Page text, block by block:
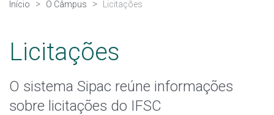
Documentos Norteadores
Eleições
Início O Câmpus Licitações
Licitações
O sistema Sipac reúne informações
sobre licitações do IFSC